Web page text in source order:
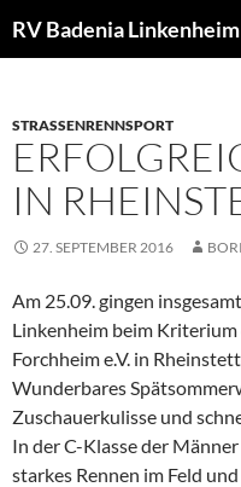
Inhalt
RV Badenia Linkenheim
STRASSENRENNSPORT
IN
27. SEPTEMBER 2016
Am 25.09. gingen
Linkenheim beim Kriterium
Forchheim e.V. in
Wunderbares
Zuschauerkulisse und
In der C-Klasse der
starkes Rennen im Feld